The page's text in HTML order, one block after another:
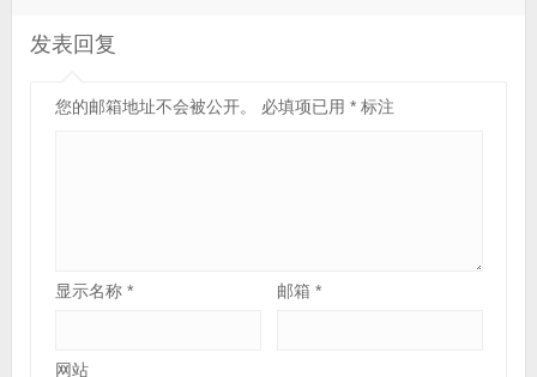
发表回复
您的邮箱地址不会被公开。 必填项已用 *标注
显示名称 * 邮箱*
网站